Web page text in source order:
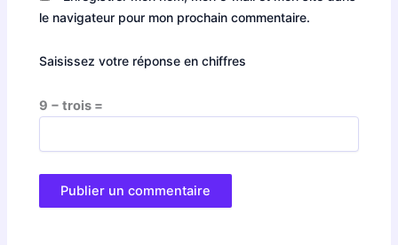
le navigateur pour mon prochain commentaire.
Saisissez votre réponse en chiffres
9 − trois =